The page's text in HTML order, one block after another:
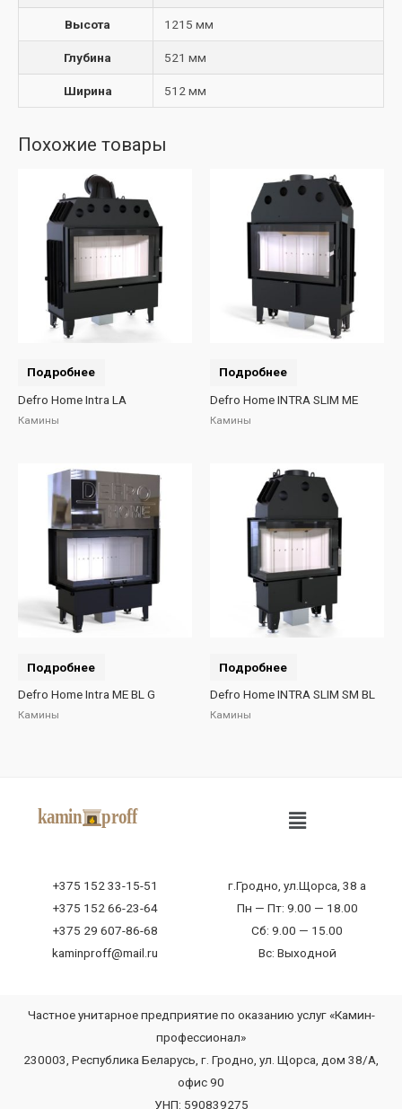
Высота 1215 мм
Глубина 521 мм
Ширина 512 мм
Похожие товары
Подробнее
Defro Home Intra LA
Камины
Подробнее
Defro Home INTRA SLIM ME
Камины
Подробнее
Defro Home Intra ME BL G
Камины
Подробнее
Defro Home INTRA SLIM SM BL
Камины
+375 152 33-15-51
+375 152 66-23-64
+375 29 607-86-68
kaminproff@mail.ru
г.Гродно, ул.Щорса, 38 а
Пн — Пт: 9.00 — 18.00
Сб: 9.00 — 15.00
Вс: Выходной
Частное унитарное предприятие по оказанию услуг «Камин-
профессионал»
230003, Республика Беларусь, г. Гродно, ул. Щорса, дом 38/А,
офис 90
УНП: 590839275